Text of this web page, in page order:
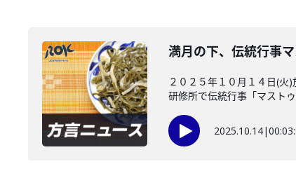
満月の下、伝統行事
２０２５年１０月１４日(火
研修所で伝統行事「マスト
2025.10.14|